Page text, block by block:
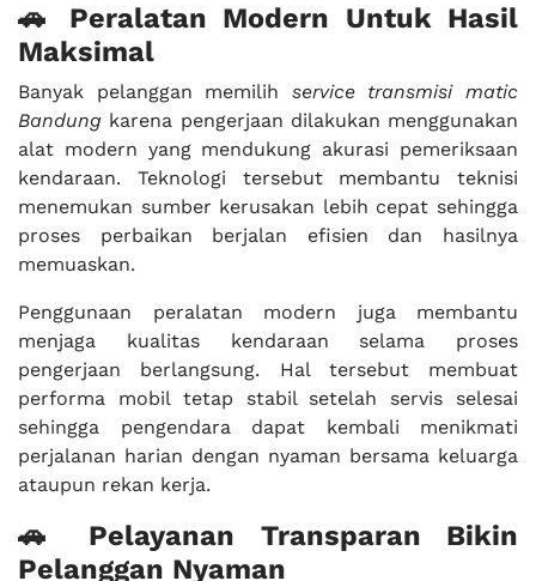
🚗 Peralatan Modern Untuk Hasil
Maksimal
Banyak pelanggan memilih service transmisi matic
Bandung karena pengerjaan dilakukan menggunakan
alat modern yang mendukung akurasi pemeriksaan
kendaraan. Teknologi tersebut membantu teknisi
menemukan sumber kerusakan lebih cepat sehingga
proses perbaikan berjalan efisien dan hasilnya
memuaskan.
Penggunaan peralatan modern juga membantu
menjaga kualitas kendaraan selama proses
pengerjaan berlangsung. Hal tersebut membuat
performa mobil tetap stabil setelah servis selesai
sehingga pengendara dapat kembali menikmati
perjalanan harian dengan nyaman bersama keluarga
ataupun rekan kerja.
🚗 Pelayanan Transparan Bikin
Pelanggan Nyaman